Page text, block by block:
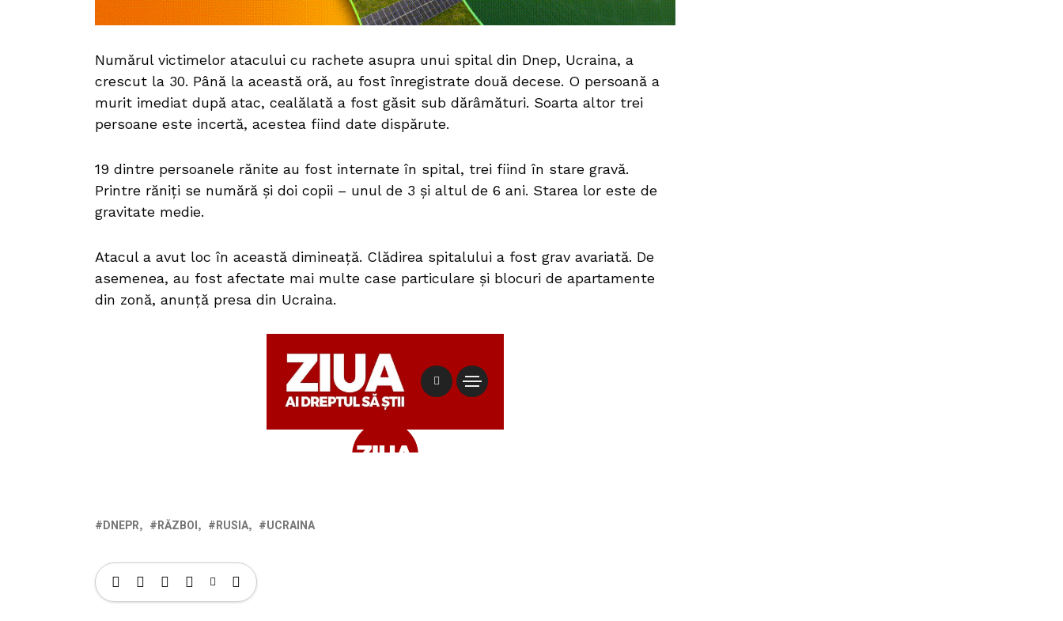
Numărul victimelor atacului cu rachete asupra unui spital din Dnep, Ucraina, a
crescut la 30. Până la această oră, au fost înregistrate două decese. O persoană a
murit imediat după atac, cealălată a fost găsit sub dărâmături. Soarta altor trei
persoane este incertă, acestea fiind date dispărute.
19 dintre persoanele rănite au fost internate în spital, trei fiind în stare gravă.
Printre răniți se numără și doi copii – unul de 3 și altul de 6 ani. Starea lor este de
gravitate medie.
Atacul a avut loc în această dimineață. Clădirea spitalului a fost grav avariată. De
asemenea, au fost afectate mai multe case particulare și blocuri de apartamente
din zonă, anunță presa din Ucraina.
DNEPR RĂZBOI RUSIA UCRAINA